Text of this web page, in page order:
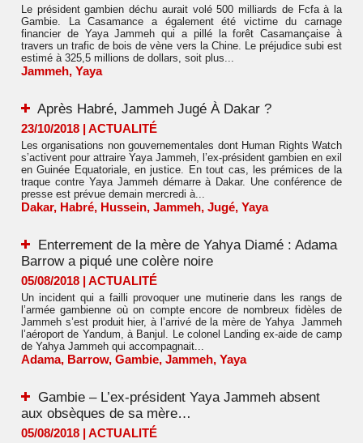
Le président gambien déchu aurait volé 500 milliards de Fcfa à la
Gambie. La Casamance a également été victime du carnage
financier de Yaya Jammeh qui a pillé la forêt Casamançaise à
travers un trafic de bois de vène vers la Chine. Le préjudice subi est
estimé à 325,5 millions de dollars, soit plus...
Jammeh, Yaya
Après Habré, Jammeh Jugé À Dakar ?
23/10/2018 | ACTUALITÉ
Les organisations non gouvernementales dont Human Rights Watch
s’activent pour attraire Yaya Jammeh, l’ex-président gambien en exil
en Guinée Equatoriale, en justice. En tout cas, les prémices de la
traque contre Yaya Jammeh démarre à Dakar. Une conférence de
presse est prévue demain mercredi à...
Dakar, Habré, Hussein, Jammeh, Jugé, Yaya
Enterrement de la mère de Yahya Diamé : Adama
Barrow a piqué une colère noire
05/08/2018 | ACTUALITÉ
Un incident qui a failli provoquer une mutinerie dans les rangs de
l’armée gambienne où on compte encore de nombreux fidèles de
Jammeh s’est produit hier, à l’arrivé de la mère de Yahya Jammeh
l’aéroport de Yandum, à Banjul. Le colonel Landing ex-aide de camp
de Yahya Jammeh qui accompagnait...
Adama, Barrow, Gambie, Jammeh, Yaya
Gambie – L’ex-président Yaya Jammeh absent
aux obsèques de sa mère…
05/08/2018 | ACTUALITÉ